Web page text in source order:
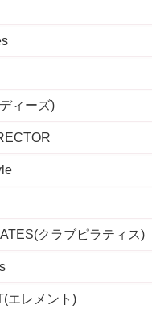
ィーズ)
クラブピラティス)
エレメント)